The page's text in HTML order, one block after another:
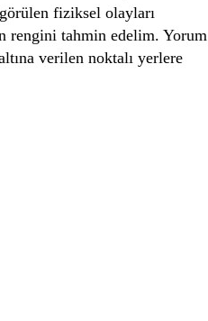
fiziksel olayları
rengini tahmin edelim. Yorum
verilen noktalı yerlere